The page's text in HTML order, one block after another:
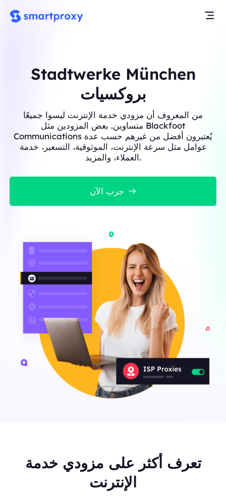
Stadtwerke München
بروكسيات
من المعروف أن مزودي خدمة الإنترنت ليسوا جميعًا
متساوين. بعض المزودين مثل Blackfoot
Communications يُعتبرون أفضل من غيرهم حسب عدة
عوامل مثل سرعة الإنترنت، الموثوقية، التسعير، خدمة
العملاء، والمزيد.
جرب الآن
تعرف أكثر على مزودي خدمة
الإنترنت